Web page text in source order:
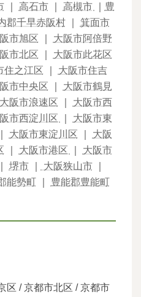
｜ 高石市｜ 高槻市
豊
郡千早赤阪村｜ 箕面市
市旭区
大阪市阿倍野
市北区
大阪市此花区
住之江区
大阪市住吉
市中央区
大阪市鶴見
大阪市浪速区
大阪市西
市西淀川区
大阪市東
大阪市東淀川区
大阪
大阪市港区
大阪市
堺市｜ 大阪狭山市｜
能勢町｜ 豊能郡豊能町
区 / 京都市北区 / 京都市